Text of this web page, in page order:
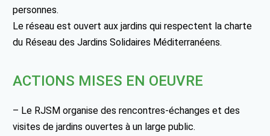
personnes.
Le réseau est ouvert aux jardins qui respectent la charte
du Réseau des Jardins Solidaires Méditerranéens.
ACTIONS MISES EN OEUVRE
– Le RJSM organise des rencontres-échanges et des
visites de jardins ouvertes à un large public.